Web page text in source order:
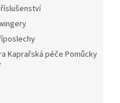
Kaprařská péče Pomůcky